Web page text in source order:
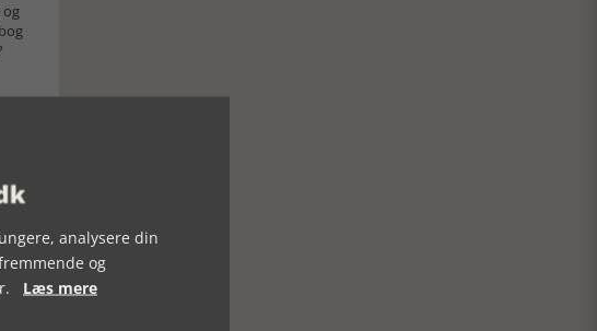
og
analysere din
og
Læs mere